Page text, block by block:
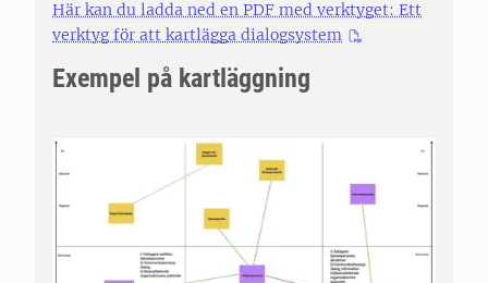
Här kan du ladda ned en PDF med verktyget: Ett
verktyg för att kartlägga dialogsystem
Exempel på kartläggning